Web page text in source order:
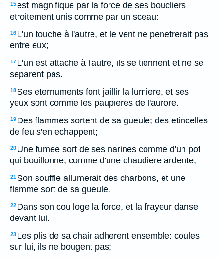
15est magnifique par la force de ses boucliers
etroitement unis comme par un sceau;
16 L'un touche à l'autre, et le vent ne penetrerait pas
entre eux;
17 L'un est attache à l'autre, ils se tiennent et ne se
separent pas.
18 Ses eternuments font jaillir la lumiere, et ses
yeux sont comme les paupieres de l'aurore.
19 Des flammes sortent de sa gueule; des etincelles
de feu s'en echappent;
20 Une fumee sort de ses narines comme d'un pot
qui bouillonne, comme d'une chaudiere ardente;
21 Son souffle allumerait des charbons, et une
flamme sort de sa gueule.
22 Dans son cou loge la force, et la frayeur danse
devant lui.
23 Les plis de sa chair adherent ensemble: coules
sur lui, ils ne bougent pas;